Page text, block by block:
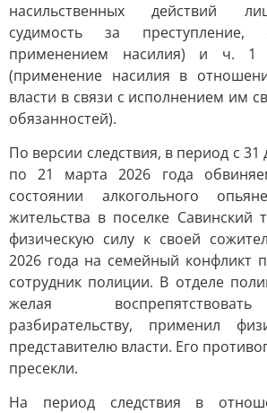
насильственных действий
судимость за преступление,
применением насилия) и ч.
(применение насилия в
власти в связи с исполнением им
обязанностей).
По версии следствия, в период с 31
по 21 марта 2026 года
состоянии алкогольного
жительства в поселке Савинский
физическую силу к своей
2026 года на семейный конфликт
сотрудник полиции. В отделе
желая
разбирательству, применил
представителю власти. Его
пресекли.
На период следствия в